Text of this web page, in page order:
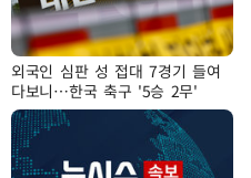
외국인 심판 성 접대 7경기 들여
다보니…한국 축구 '5승 2무'